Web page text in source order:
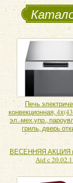
Печь
конвекционная,
эл.-мех.упр.,
гриль, дверь
ВЕСЕННЯЯ АКЦИЯ
Aid c